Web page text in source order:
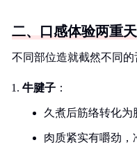
二、口感体验两重天
不同部位造就截然不同的
牛腱子 ：
久煮后筋络转化为
肉质紧实有嚼劲，